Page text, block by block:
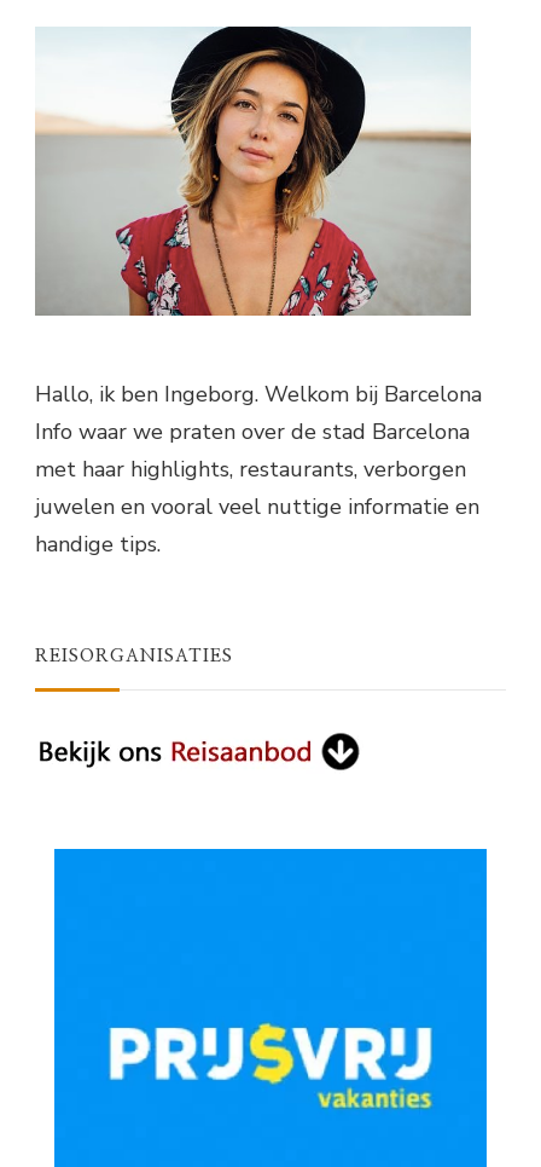
Hallo, ik ben Ingeborg. Welkom bij Barcelona
Info waar we praten over de stad Barcelona
met haar highlights, restaurants, verborgen
juwelen en vooral veel nuttige informatie en
handige tips.
REISORGANISATIES